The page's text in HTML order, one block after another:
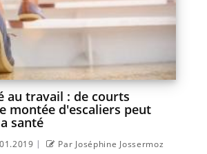
au travail : de courts
montée d'escaliers peut
santé
| Par Joséphine Jossermoz